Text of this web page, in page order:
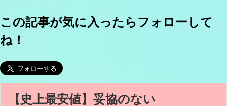
この記事が気に入ったらフォローして
ね！
【史上最安値】妥協のない